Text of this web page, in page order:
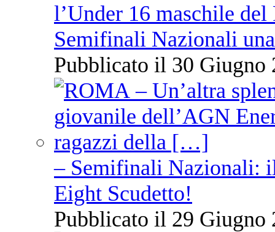
l’Under 16 maschile
Semifinali Nazionali
Pubblicato il 30 Giugno
– Semifinali Nazionali:
Eight Scudetto!
Pubblicato il 29 Giugno